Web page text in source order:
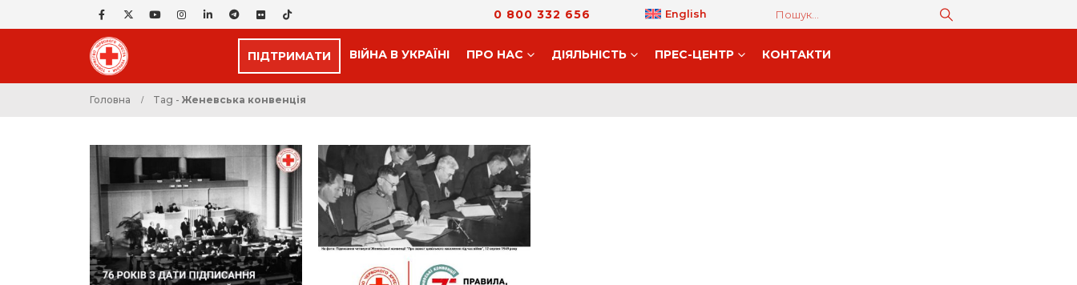
0 800 332 656 English
ПІДТРИМАТИ ВІЙНА В УКРАЇНІ ПРО НАС ДIЯЛЬНIСТЬ ПРЕС-ЦЕНТР КОНТАКТИ
Головна Tag - Женевська конвенція